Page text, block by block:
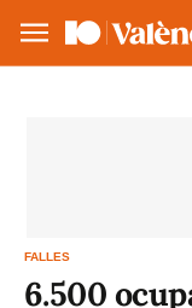
FALLES
6.500